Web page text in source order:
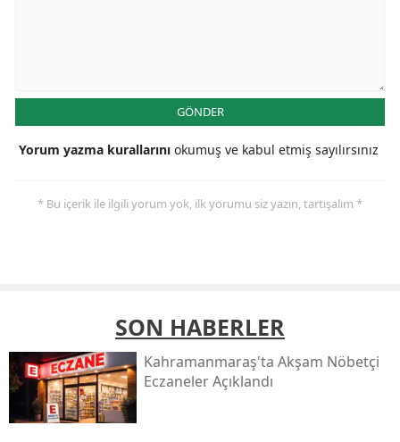
GÖNDER
Yorum yazma kurallarını okumuş ve kabul etmiş sayılırsınız
* Bu içerik ile ilgili yorum yok, ilk yorumu siz yazın, tartışalım *
SON HABERLER
Kahramanmaraş'ta Akşam Nöbetçi
Eczaneler Açıklandı